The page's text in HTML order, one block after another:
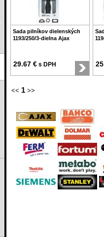
Sada pilníkov dielenských
1193/250/3-dielna Ajax
29.67 € s DPH
<< 1 >>